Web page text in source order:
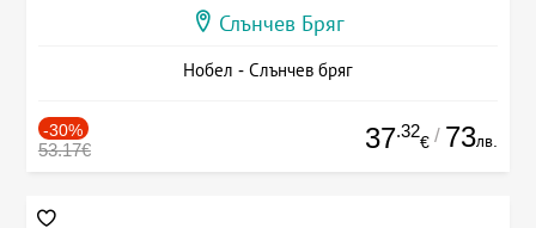
Слънчев Бряг
Нобел - Слънчев бряг
-30%
53.17€ 37.32
€ / 73лв.